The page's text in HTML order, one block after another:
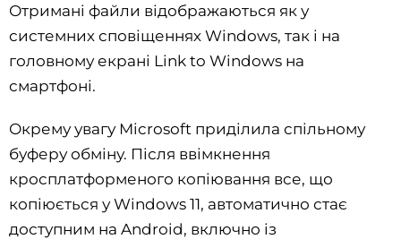
Отримані файли відображаються як у
системних сповіщеннях Windows, так і на
головному екрані Link to Windows на
смартфоні.
Окрему увагу Microsoft приділила спільному
буферу обміну. Після ввімкнення
кросплатформеного копіювання все, що
копіюється у Windows 11, автоматично стає
доступним на Android, включно із